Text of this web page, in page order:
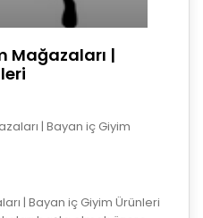
Mağazaları |
| Bayan iç Giyim
| Bayan iç Giyim Ürünleri